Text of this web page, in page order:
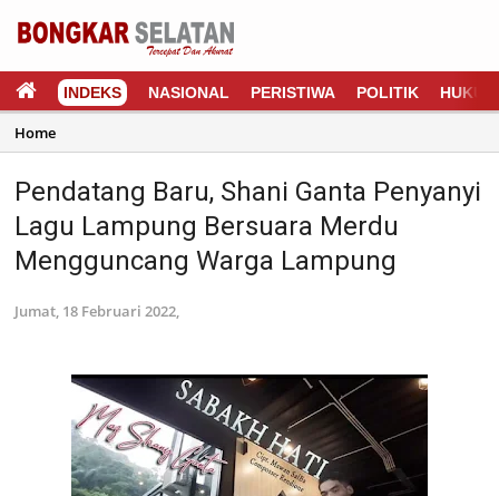
INDEKS NASIONAL PERISTIWA POLITIK HUKUM
Home
Pendatang Baru, Shani Ganta Penyanyi
Lagu Lampung Bersuara Merdu
Mengguncang Warga Lampung
Jumat, 18 Februari 2022,